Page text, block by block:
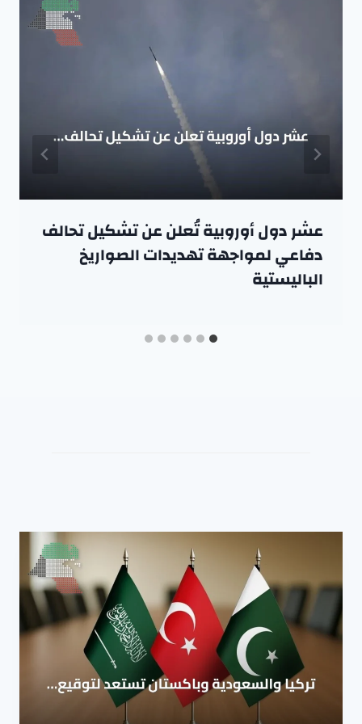
عشر دول أوروبية تُعلن عن تشكيل تحالف
دفاعي لمواجهة تهديدات الصواريخ
الباليستية